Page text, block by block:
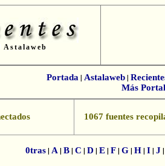
Astalaweb
Portada| Astalaweb|
Más
1067 fuentes
0tras| A | B| C | D | E| F| G| H| I| J